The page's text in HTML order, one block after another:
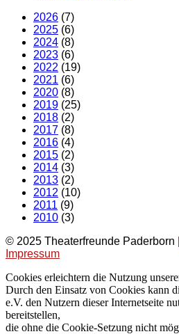
2026 (7)
2025 (6)
2024 (8)
2023 (6)
2022 (19)
2021 (6)
2020 (8)
2019 (25)
2018 (2)
2017 (8)
2016 (4)
2015 (2)
2014 (3)
2013 (2)
2012 (10)
2011 (9)
2010 (3)
© 2025 Theaterfreunde Paderborn |
Impressum
Cookies erleichtern die Nutzung
Durch den Einsatz von Cookies kann
e.V. den Nutzern dieser Internetseite
bereitstellen,
die ohne die Cookie-Setzung nicht